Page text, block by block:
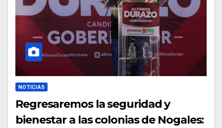
NOTICIAS
Regresaremos la seguridad y
bienestar a las colonias de Nogales: